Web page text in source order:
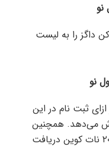
داگز را به لیست
ثبت نام در این
کوین پاداش می‌دهد. همچنین
با دعوت از هر دوست هر دو طرف ۲۰ نات کوین دریافت